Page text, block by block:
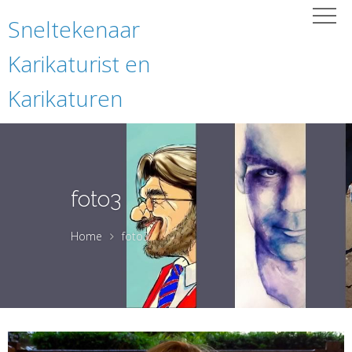
Sneltekenaar
Karikaturist en
Karikaturen
foto3
Home foto3